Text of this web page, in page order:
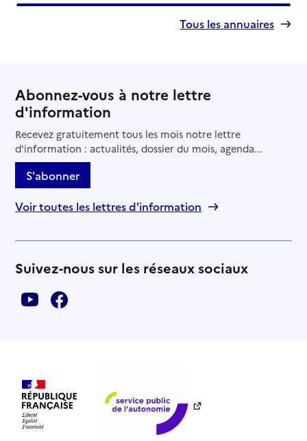
Tous les annuaires
Abonnez-vous à notre lettre
d'information
Recevez gratuitement tous les mois notre lettre
d'information : actualités, dossier du mois, agenda...
S'abonner
Voir toutes les lettres d'information
Suivez-nous sur les réseaux sociaux